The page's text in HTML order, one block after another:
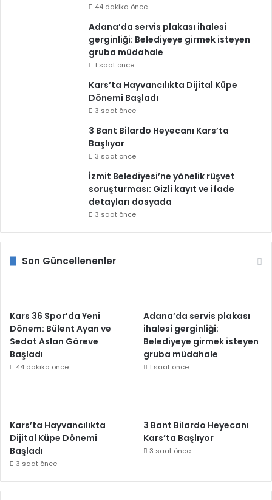
44 dakika önce
Adana’da servis plakası ihalesi
gerginliği: Belediyeye girmek isteyen
gruba müdahale
1 saat önce
Kars’ta Hayvancılıkta Dijital Küpe
Dönemi Başladı
3 saat önce
3 Bant Bilardo Heyecanı Kars’ta
Başlıyor
3 saat önce
İzmit Belediyesi’ne yönelik rüşvet
soruşturması: Gizli kayıt ve ifade
detayları dosyada
3 saat önce
Son Güncellenenler
Kars 36 Spor’da Yeni
Dönem: Bülent Ayan ve
Sedat Aslan Göreve
Başladı
44 dakika önce
Adana’da servis plakası
ihalesi gerginliği:
Belediyeye girmek isteyen
gruba müdahale
1 saat önce
Kars’ta Hayvancılıkta
Dijital Küpe Dönemi
Başladı
3 saat önce
3 Bant Bilardo Heyecanı
Kars’ta Başlıyor
3 saat önce